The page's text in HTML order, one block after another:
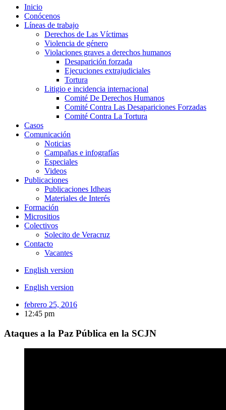
Inicio
Conócenos
Líneas de trabajo
Derechos de Las Víctimas
Violencia de género
Violaciones graves a derechos humanos
Desaparición forzada​
Ejecuciones extrajudiciales
Tortura
Litigio e incidencia internacional
Comité De Derechos Humanos​
Comité Contra Las Desapariciones Forzadas
Comité Contra La Tortura​
Casos
Comunicación
Noticias
Campañas e infografías
Especiales
Videos
Publicaciones
Publicaciones Idheas
Materiales de Interés
Formación
Micrositios
Colectivos
Solecito de Veracruz
Contacto
Vacantes
English version
English version
febrero 25, 2016
12:45 pm
Ataques a la Paz Pública en la SCJN